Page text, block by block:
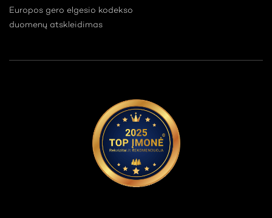
Europos gero elgesio kodekso
duomenų atskleidimas